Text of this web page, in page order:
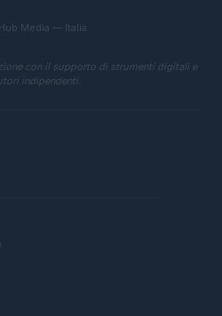
Media — Italia
con il supporto di strumenti digitali e
indipendenti.